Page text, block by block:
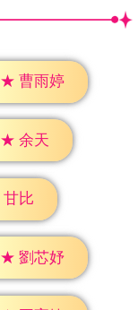
★ 曹雨婷
★ 余天
甘比
★ 劉芯妤